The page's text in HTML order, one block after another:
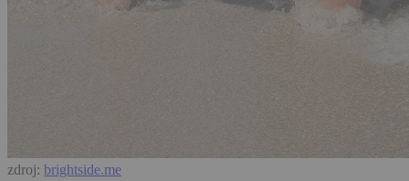
zdroj: brightside.me